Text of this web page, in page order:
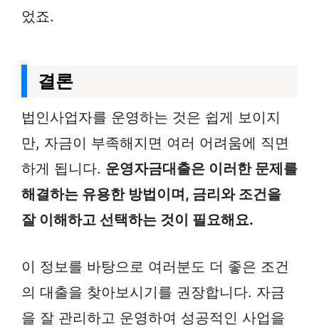
었죠.
결론
법인사업자를 운영하는 것은 쉽게 보이지
만, 자금이 부족해지면 여러 어려움에 직면
하게 됩니다. 운영자금대출은 이러한 문제를
해결하는 유용한 방법이며, 금리와 조건을
잘 이해하고 선택하는 것이 필요해요.
이 정보를 바탕으로 여러분도 더 좋은 조건
의 대출을 찾아보시기를 권장합니다. 자금
을 잘 관리하고 운영하여 성공적인 사업을